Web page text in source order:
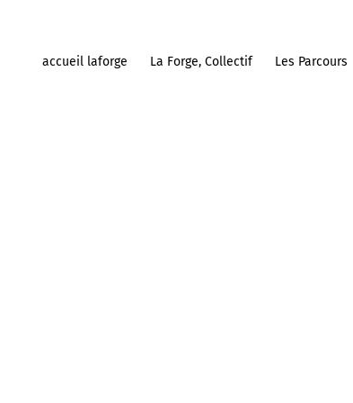
accueil laforge La Forge, Collectif Les Parcours